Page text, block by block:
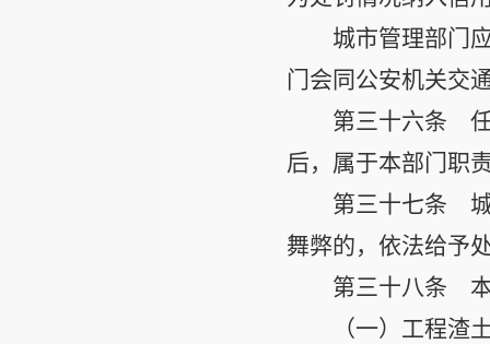
城市管理部门
门会同公安机关交
第三十六条 任
后，属于本部门职
第三十七条 城
舞弊的，依法给予
第三十八条 本
（一）工程渣